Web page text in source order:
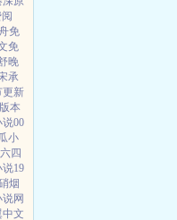
免
免
晚
承
更新
本
说00
小
六四
说19
烟
网
中文